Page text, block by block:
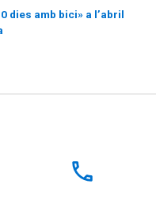
dies amb bici» a l’abril
local_phone